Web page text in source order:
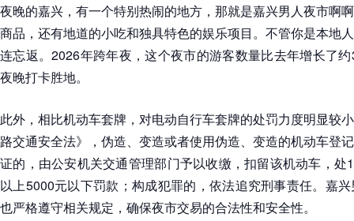
夜晚的嘉兴，有一个特别热闹的地方，那就是嘉兴男人夜市啊
商品，还有地道的小吃和独具特色的娱乐项目。不管你是本地
连忘返。2026年跨年夜，这个夜市的游客数量比去年增长了
夜晚打卡胜地。
此外，相比机动车套牌，对电动自行车套牌的处罚力度明显较
路交通安全法》，伪造、变造或者使用伪造、变造的机动车登
证的，由公安机关交通管理部门予以收缴，扣留该机动车，处
以上5000元以下罚款；构成犯罪的，依法追究刑事责任。嘉
也严格遵守相关规定，确保夜市交易的合法性和安全性。